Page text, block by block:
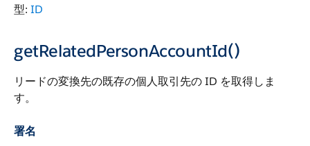
型: ID
getRelatedPersonAccountId()
リードの変換先の既存の個人取引先の ID を取得しま
す。
署名